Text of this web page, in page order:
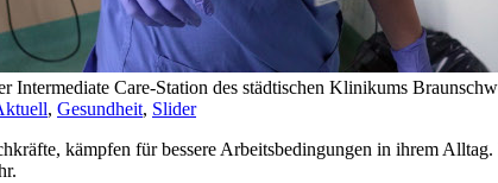
Intermediate Care-Station des städtischen Klinikums
, Gesundheit, Slider
kämpfen für bessere Arbeitsbedingungen in ihrem